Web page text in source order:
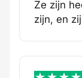
Ze zijn
zijn, en